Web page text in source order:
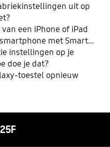
uit op
een iPhone of iPad
met Smart
instellingen op je
doe je dat?
toestel opnieuw